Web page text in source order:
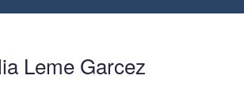
Leme Garcez